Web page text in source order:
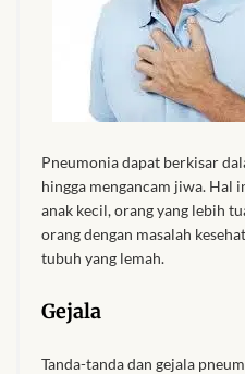
Pneumonia dapat berkisar
hingga mengancam jiwa. Hal
anak kecil, orang yang lebih
orang dengan masalah
tubuh yang lemah.
Gejala
Tanda-tanda dan gejala